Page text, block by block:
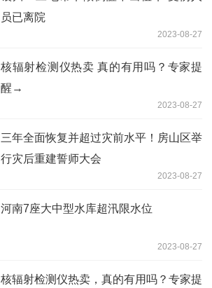
员已离院
2023-08-27
核辐射检测仪热卖 真的有用吗？专家提
醒→
2023-08-27
三年全面恢复并超过灾前水平！房山区举
行灾后重建誓师大会
2023-08-27
河南7座大中型水库超汛限水位
2023-08-27
核辐射检测仪热卖，真的有用吗？专家提